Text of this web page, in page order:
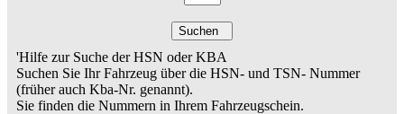
Suchen
'Hilfe zur Suche der HSN oder KBA
Suchen Sie Ihr Fahrzeug über die HSN- und TSN- Nummer
(früher auch Kba-Nr. genannt).
Sie finden die Nummern in Ihrem Fahrzeugschein.